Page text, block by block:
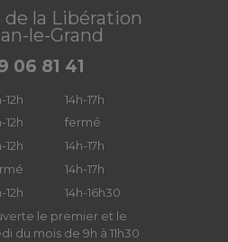
de la Libération
le-Grand
06 81 41
12h
14h-17h
12h
fermé
12h
14h-17h
14h-17h
12h
14h-16h30
le premier et le
du mois de 9h à 11h30